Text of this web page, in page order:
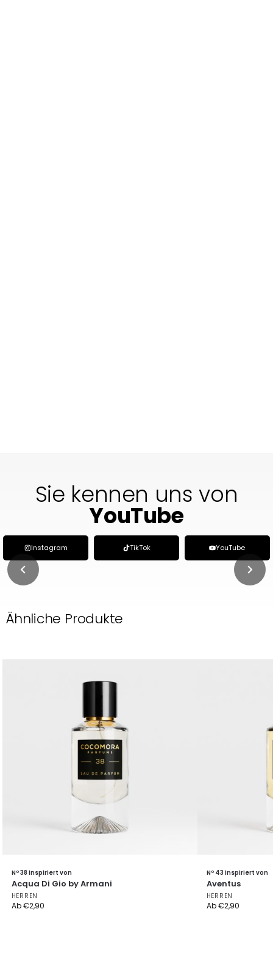
Sie kennen uns von
social media
Instagram TikTok YouTube
Ähnliche Produkte
Nº 38 inspiriert von
Acqua Di Gio by Armani
HERREN
Ab€2,90
Nº 43 inspiriert von
Aventus
HERREN
Ab€2,90